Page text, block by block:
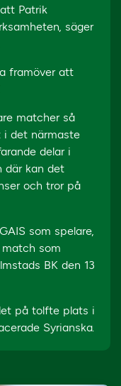
Patrik
säger
framöver att
matcher så
i det närmaste
delar i
där kan det
och tror på
som spelare,
match som
BK den 13
på tolfte plats i
Syrianska.